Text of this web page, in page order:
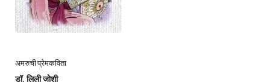
अमरुची प्रेमकविता
डॉ. लिली जोशी